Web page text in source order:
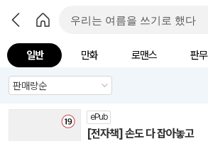
일반 만화 로맨스 판무
ePub
[전자책] 손도 다 잡아놓고